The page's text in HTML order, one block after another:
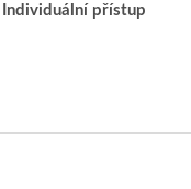
Individuální přístup